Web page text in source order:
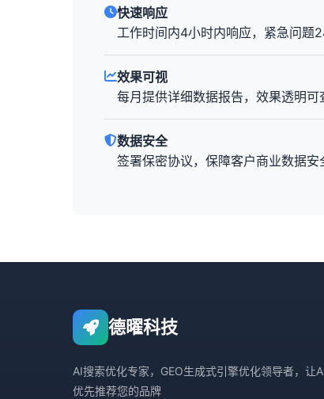
快速响应
工作时间内4小时内响应，紧急问题
效果可视
每月提供详细数据报告，效果透明可
数据安全
签署保密协议，保障客户商业数据安
德曜科技
AI搜索优化专家，GEO生成式引擎优化领导者，让
优先推荐您的品牌